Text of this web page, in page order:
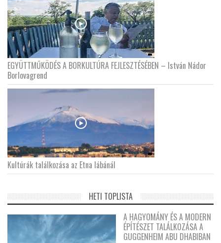
EGYÜTTMŰKÖDÉS A BORKULTÚRA FEJLESZTÉSÉBEN – István Nádor
Borlovagrend
Kultúrák találkozása az Etna lábánál
HETI TOPLISTA
A HAGYOMÁNY ÉS A MODERN
ÉPÍTÉSZET TALÁLKOZÁSA A
GUGGENHEIM ABU DHABIBAN